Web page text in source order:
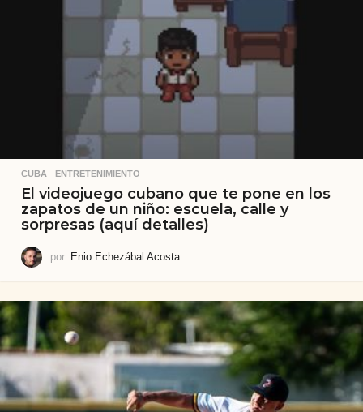
CUBA ,ENTRETENIMIENTO
El videojuego cubano que te pone en los
zapatos de un niño: escuela, calle y
sorpresas (aquí detalles)
por Enio Echezábal Acosta